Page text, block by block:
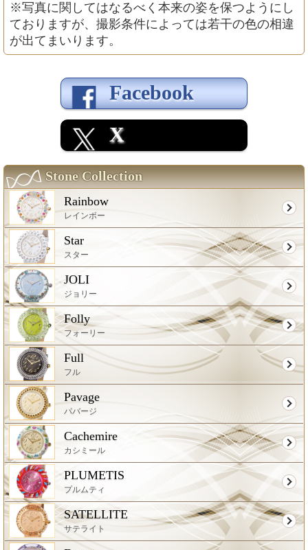
※写真に関してはなるべく本来の姿を保つようにし
ておりますが、撮影条件によっては若干の色の相違
が出てまいります。
Facebook
X
Stone Collection
Rainbow
レインボー
Star
スター
JOLI
ジョリー
Folly
フォーリー
Full
フル
Pavage
パバージ
Cachemire
カシミール
PLUMETIS
プルムティ
SATELLITE
サテライト